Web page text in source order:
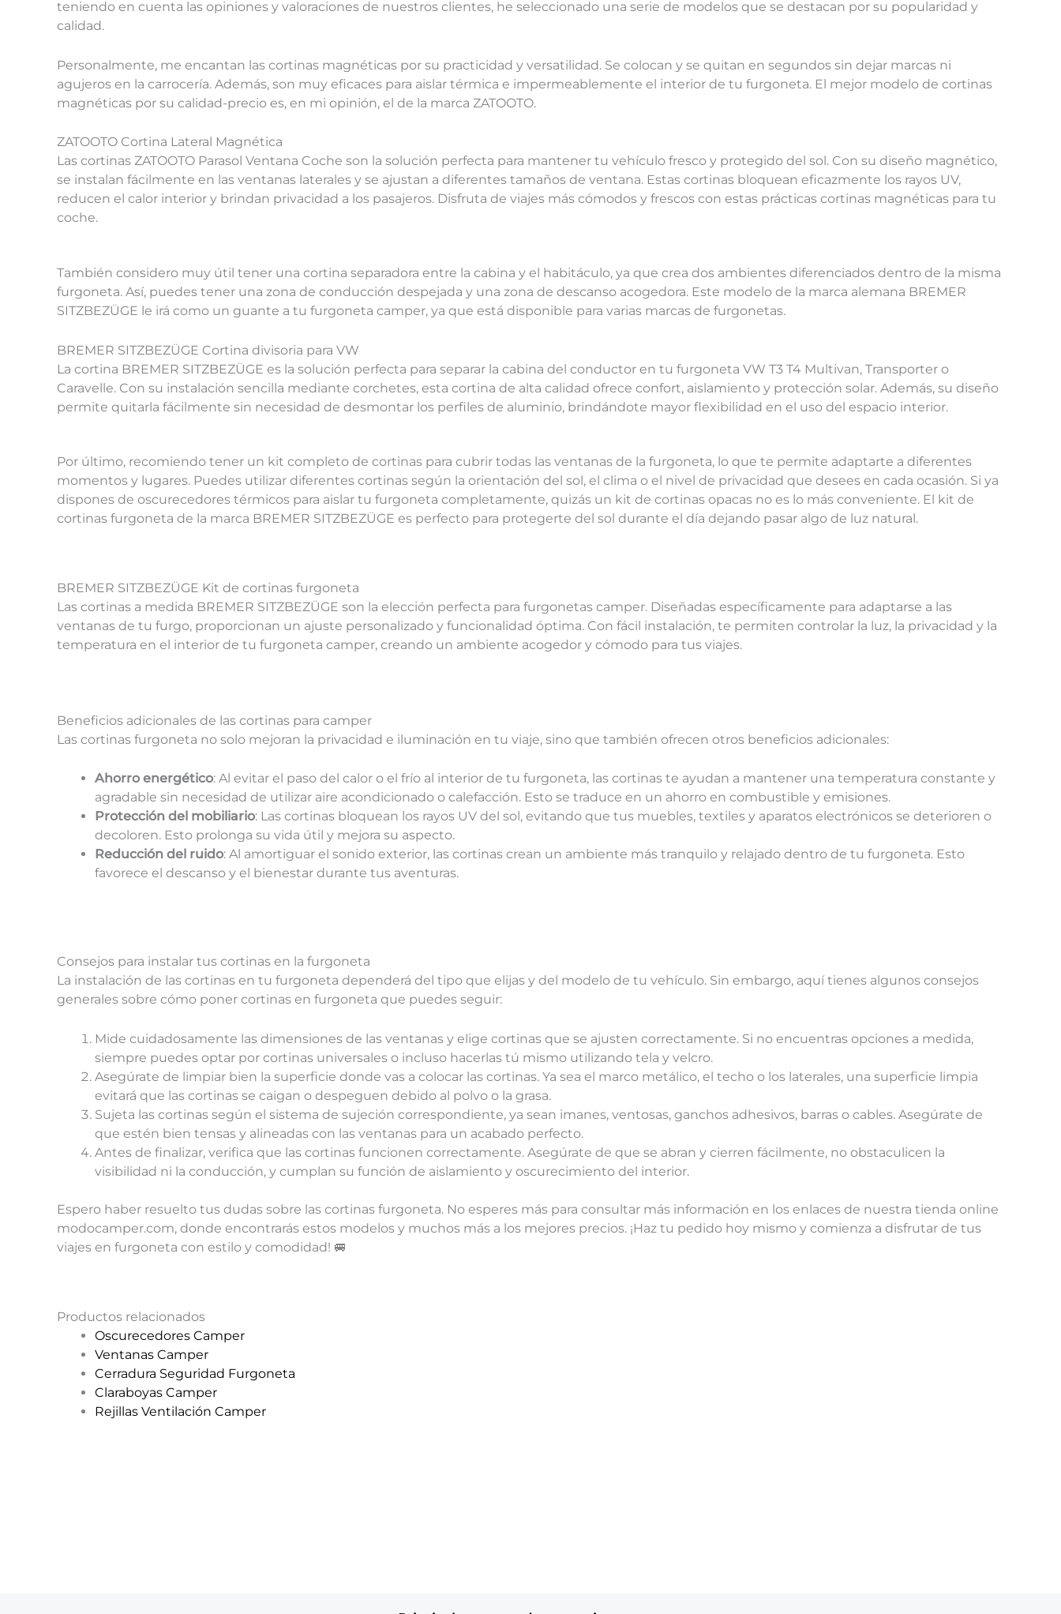
teniendo en cuenta las opiniones y valoraciones de nuestros clientes, he seleccionado una serie de modelos que se destacan por su popularidad y
calidad.
Personalmente, me encantan las cortinas magnéticas por su practicidad y versatilidad. Se colocan y se quitan en segundos sin dejar marcas ni
agujeros en la carrocería. Además, son muy eficaces para aislar térmica e impermeablemente el interior de tu furgoneta. El mejor modelo de cortinas
magnéticas por su calidad-precio es, en mi opinión, el de la marca ZATOOTO.
ZATOOTO Cortina Lateral Magnética
Las cortinas ZATOOTO Parasol Ventana Coche son la solución perfecta para mantener tu vehículo fresco y protegido del sol. Con su diseño magnético,
se instalan fácilmente en las ventanas laterales y se ajustan a diferentes tamaños de ventana. Estas cortinas bloquean eficazmente los rayos UV,
reducen el calor interior y brindan privacidad a los pasajeros. Disfruta de viajes más cómodos y frescos con estas prácticas cortinas magnéticas para tu
coche.
También considero muy útil tener una cortina separadora entre la cabina y el habitáculo, ya que crea dos ambientes diferenciados dentro de la misma
furgoneta. Así, puedes tener una zona de conducción despejada y una zona de descanso acogedora. Este modelo de la marca alemana BREMER
SITZBEZÜGE le irá como un guante a tu furgoneta camper, ya que está disponible para varias marcas de furgonetas.
BREMER SITZBEZÜGE Cortina divisoria para VW
La cortina BREMER SITZBEZÜGE es la solución perfecta para separar la cabina del conductor en tu furgoneta VW T3 T4 Multivan, Transporter o
Caravelle. Con su instalación sencilla mediante corchetes, esta cortina de alta calidad ofrece confort, aislamiento y protección solar. Además, su diseño
permite quitarla fácilmente sin necesidad de desmontar los perfiles de aluminio, brindándote mayor flexibilidad en el uso del espacio interior.
Por último, recomiendo tener un kit completo de cortinas para cubrir todas las ventanas de la furgoneta, lo que te permite adaptarte a diferentes
momentos y lugares. Puedes utilizar diferentes cortinas según la orientación del sol, el clima o el nivel de privacidad que desees en cada ocasión. Si ya
dispones de oscurecedores térmicos para aislar tu furgoneta completamente, quizás un kit de cortinas opacas no es lo más conveniente. El kit de
cortinas furgoneta de la marca BREMER SITZBEZÜGE es perfecto para protegerte del sol durante el día dejando pasar algo de luz natural.
BREMER SITZBEZÜGE Kit de cortinas furgoneta
Las cortinas a medida BREMER SITZBEZÜGE son la elección perfecta para furgonetas camper. Diseñadas específicamente para adaptarse a las
ventanas de tu furgo, proporcionan un ajuste personalizado y funcionalidad óptima. Con fácil instalación, te permiten controlar la luz, la privacidad y la
temperatura en el interior de tu furgoneta camper, creando un ambiente acogedor y cómodo para tus viajes.
Beneficios adicionales de las cortinas para camper
Las cortinas furgoneta no solo mejoran la privacidad e iluminación en tu viaje, sino que también ofrecen otros beneficios adicionales:
Ahorro energético: Al evitar el paso del calor o el frío al interior de tu furgoneta, las cortinas te ayudan a mantener una temperatura constante y
agradable sin necesidad de utilizar aire acondicionado o calefacción. Esto se traduce en un ahorro en combustible y emisiones.
Protección del mobiliario: Las cortinas bloquean los rayos UV del sol, evitando que tus muebles, textiles y aparatos electrónicos se deterioren o
decoloren. Esto prolonga su vida útil y mejora su aspecto.
Reducción del ruido: Al amortiguar el sonido exterior, las cortinas crean un ambiente más tranquilo y relajado dentro de tu furgoneta. Esto
favorece el descanso y el bienestar durante tus aventuras.
Consejos para instalar tus cortinas en la furgoneta
La instalación de las cortinas en tu furgoneta dependerá del tipo que elijas y del modelo de tu vehículo. Sin embargo, aquí tienes algunos consejos
generales sobre cómo poner cortinas en furgoneta que puedes seguir:
Mide cuidadosamente las dimensiones de las ventanas y elige cortinas que se ajusten correctamente. Si no encuentras opciones a medida,
siempre puedes optar por cortinas universales o incluso hacerlas tú mismo utilizando tela y velcro.
Asegúrate de limpiar bien la superficie donde vas a colocar las cortinas. Ya sea el marco metálico, el techo o los laterales, una superficie limpia
evitará que las cortinas se caigan o despeguen debido al polvo o la grasa.
Sujeta las cortinas según el sistema de sujeción correspondiente, ya sean imanes, ventosas, ganchos adhesivos, barras o cables. Asegúrate de
que estén bien tensas y alineadas con las ventanas para un acabado perfecto.
Antes de finalizar, verifica que las cortinas funcionen correctamente. Asegúrate de que se abran y cierren fácilmente, no obstaculicen la
visibilidad ni la conducción, y cumplan su función de aislamiento y oscurecimiento del interior.
Espero haber resuelto tus dudas sobre las cortinas furgoneta. No esperes más para consultar más información en los enlaces de nuestra tienda online
modocamper.com, donde encontrarás estos modelos y muchos más a los mejores precios. ¡Haz tu pedido hoy mismo y comienza a disfrutar de tus
viajes en furgoneta con estilo y comodidad! 🚐
Productos relacionados
Oscurecedores Camper
Ventanas Camper
Cerradura Seguridad Furgoneta
Claraboyas Camper
Rejillas Ventilación Camper